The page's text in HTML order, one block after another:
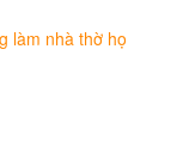
làm nhà thờ họ